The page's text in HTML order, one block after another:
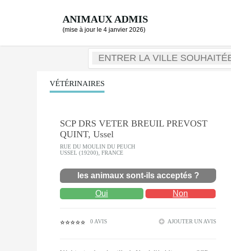
ANIMAUX ADMIS
(mise à jour le 4 janvier 2026)
VÉTÉRINAIRES
SCP DRS VETER BREUIL PREVOST
QUINT, Ussel
RUE DU MOULIN DU PEUCH
USSEL (19200), FRANCE
les animaux sont-ils acceptés ?
Oui Non
⭐⭐⭐⭐⭐ 0 AVIS AJOUTER UN AVIS